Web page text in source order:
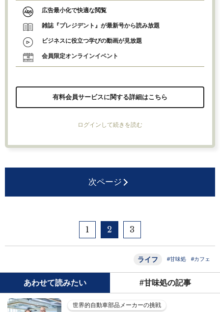
広告最小化で快適な閲覧
雑誌『プレジデント』が最新号から読み放題
ビジネスに役立つ学びの動画が見放題
会員限定オンラインイベント
有料会員サービスに関する詳細はこちら
ログインして続きを読む
次ページ
1 2 3
ライフ #甘味処 #カフェ
あわせて読みたい #甘味処の記事
世界的自動車部品メーカーの挑戦